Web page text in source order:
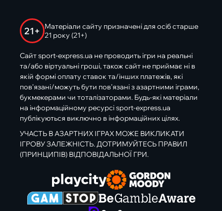
21+
Матеріали сайту призначені для осіб старше
21 року (21+)
Сайт sport-express.ua не проводить ігри на реальні
та/або віртуальні гроші, також сайт не приймає ні в
якій формі оплату ставок та/інших платежів, які
пов’язані/можуть бути пов’язані з азартними іграми,
букмекерами чи тоталізаторами. Будь-які матеріали
на інформаційному ресурсі sport-express.ua
публікуються виключно в інформаційних цілях.
УЧАСТЬ В АЗАРТНИХ ІГРАХ МОЖЕ ВИКЛИКАТИ
ІГРОВУ ЗАЛЕЖНІСТЬ. ДОТРИМУЙТЕСЬ ПРАВИЛ
(ПРИНЦИПІВ) ВІДПОВІДАЛЬНОЇ ГРИ.